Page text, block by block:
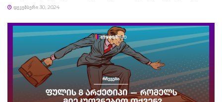
ᲓᲔᲙᲔᲛᲑᲔᲠᲘ 30, 2024